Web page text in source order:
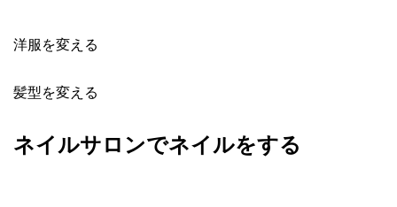
洋服を変える
髪型を変える
ネイルサロンでネイルをする